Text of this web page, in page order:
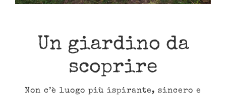
Un giardino da
scoprire
Non c’è luogo più ispirante, sincero e